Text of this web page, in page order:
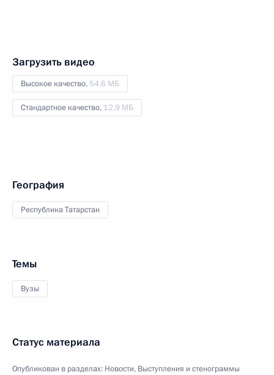
Загрузить видео
Высокое качество, 54.6 МБ
Стандартное качество, 12.9 МБ
География
Республика Татарстан
Темы
Вузы
Статус материала
Опубликован в разделах: Новости, Выступления и стенограммы